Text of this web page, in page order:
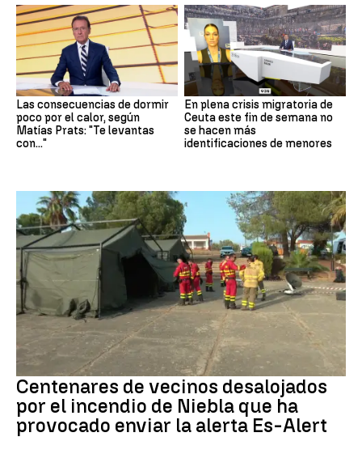
Las consecuencias de dormir
poco por el calor, según
Matías Prats: "Te levantas
con..."
En plena crisis migratoria de
Ceuta este fin de semana no
se hacen más
identificaciones de menores
Incendio
Centenares de vecinos desalojados
por el incendio de Niebla que ha
provocado enviar la alerta Es-Alert